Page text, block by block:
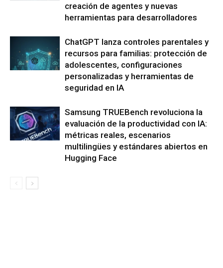
creación de agentes y nuevas
herramientas para desarrolladores
ChatGPT lanza controles parentales y
recursos para familias: protección de
adolescentes, configuraciones
personalizadas y herramientas de
seguridad en IA
Samsung TRUEBench revoluciona la
evaluación de la productividad con IA:
métricas reales, escenarios
multilingües y estándares abiertos en
Hugging Face